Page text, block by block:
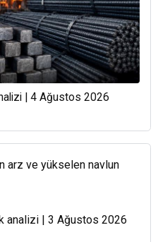
| 4 Ağustos 2026
arz ve yükselen navlun
analizi | 3 Ağustos 2026